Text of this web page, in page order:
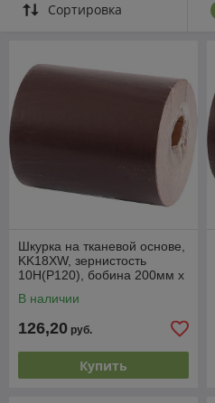
Сортировка
Шкурка на тканевой основе,
KK18XW, зернистость
10Н(P120), бобина 200мм х
Россия
В наличии
126,20 руб.
Купить